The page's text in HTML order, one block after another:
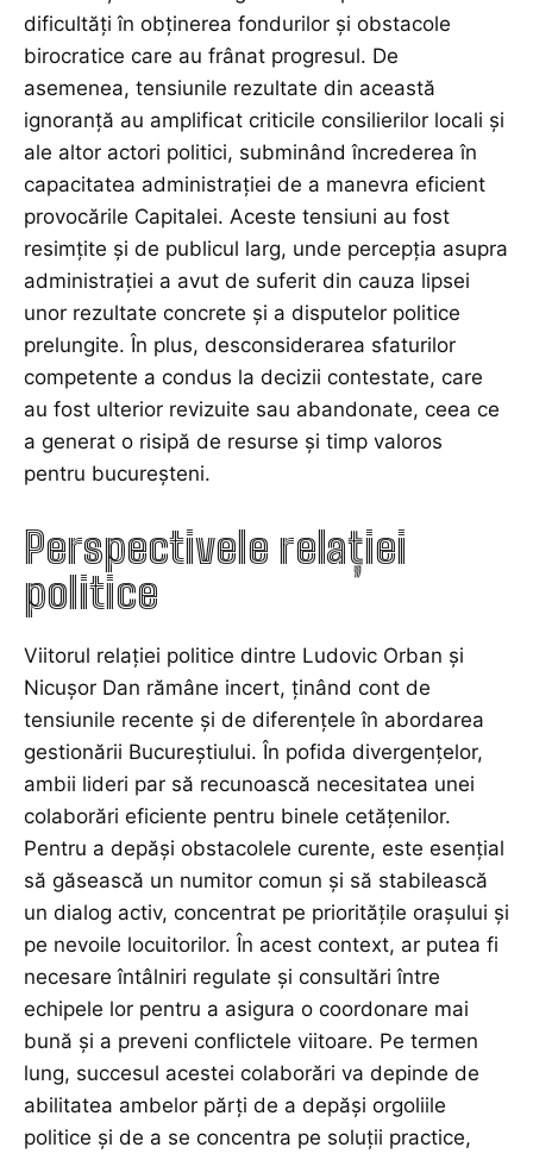
dificultăți în obținerea fondurilor și obstacole
birocratice care au frânat progresul. De
asemenea, tensiunile rezultate din această
ignoranță au amplificat criticile consilierilor locali și
ale altor actori politici, subminând încrederea în
capacitatea administrației de a manevra eficient
provocările Capitalei. Aceste tensiuni au fost
resimțite și de publicul larg, unde percepția asupra
administrației a avut de suferit din cauza lipsei
unor rezultate concrete și a disputelor politice
prelungite. În plus, desconsiderarea sfaturilor
competente a condus la decizii contestate, care
au fost ulterior revizuite sau abandonate, ceea ce
a generat o risipă de resurse și timp valoros
pentru bucureșteni.
Perspectivele relației
politice
Viitorul relației politice dintre Ludovic Orban și
Nicușor Dan rămâne incert, ținând cont de
tensiunile recente și de diferențele în abordarea
gestionării Bucureștiului. În pofida divergențelor,
ambii lideri par să recunoască necesitatea unei
colaborări eficiente pentru binele cetățenilor.
Pentru a depăși obstacolele curente, este esențial
să găsească un numitor comun și să stabilească
un dialog activ, concentrat pe prioritățile orașului și
pe nevoile locuitorilor. În acest context, ar putea fi
necesare întâlniri regulate și consultări între
echipele lor pentru a asigura o coordonare mai
bună și a preveni conflictele viitoare. Pe termen
lung, succesul acestei colaborări va depinde de
abilitatea ambelor părți de a depăși orgoliile
politice și de a se concentra pe soluții practice,